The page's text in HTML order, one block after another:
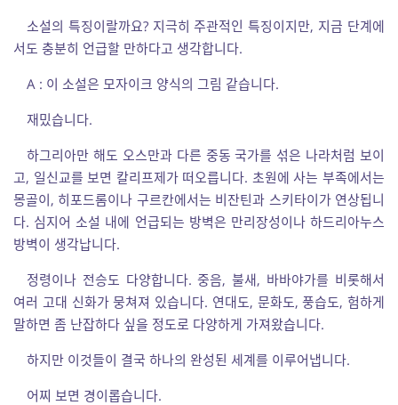
소설의 특징이랄까요? 지극히 주관적인 특징이지만, 지금 단계에
서도 충분히 언급할 만하다고 생각합니다.
A : 이 소설은 모자이크 양식의 그림 같습니다.
재밌습니다.
하그리아만 해도 오스만과 다른 중동 국가를 섞은 나라처럼 보이
고, 일신교를 보면 칼리프제가 떠오릅니다. 초원에 사는 부족에서는
몽골이, 히포드롬이나 구르칸에서는 비잔틴과 스키타이가 연상됩니
다. 심지어 소설 내에 언급되는 방벽은 만리장성이나 하드리아누스
방벽이 생각납니다.
정령이나 전승도 다양합니다. 중음, 불새, 바바야가를 비롯해서
여러 고대 신화가 뭉쳐져 있습니다. 연대도, 문화도, 풍습도, 험하게
말하면 좀 난잡하다 싶을 정도로 다양하게 가져왔습니다.
하지만 이것들이 결국 하나의 완성된 세계를 이루어냅니다.
어찌 보면 경이롭습니다.